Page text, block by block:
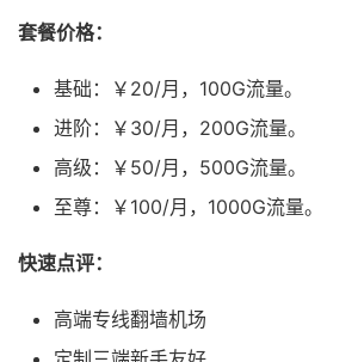
套餐价格：
基础：￥20/月，100G流量。
进阶：￥30/月，200G流量。
高级：￥50/月，500G流量。
至尊：￥100/月，1000G流量。
快速点评：
高端专线翻墙机场